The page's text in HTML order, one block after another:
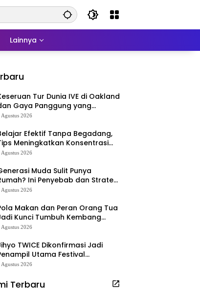
Lainnya
Tur Dunia IVE di Oakland
Gaya Panggung yang
Agustus 2026
Efektif Tanpa Begadang,
Meningkatkan Konsentrasi
Pelajar dan Mahasiswa
Agustus 2026
Muda Sulit Punya
Ini Penyebab dan Strategi
Agustus 2026
Makan dan Peran Orang Tua
Kunci Tumbuh Kembang
Agustus 2026
TWICE Dikonfirmasi Jadi
Utama Festival
Kaohsiung
Agustus 2026
Terbaru